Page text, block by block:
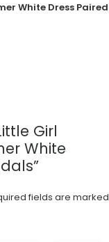
White Dress Paired
Girl
White
fields are marked